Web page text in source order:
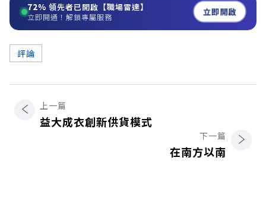
72% 領先者已開啟【職場雷達】
立即開通！解鎖專屬服務 立即開啟
評論
上一篇
益大成衣創新供貨模式
下一篇
在南方以南